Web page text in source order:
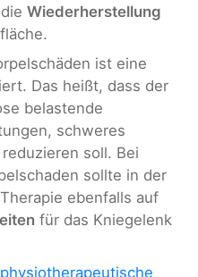
Wiederherstellung
ist eine
Das heißt, dass der
belastende
schweres
soll. Bei
sollte in der
ebenfalls auf
für das Kniegelenk
physiotherapeutische